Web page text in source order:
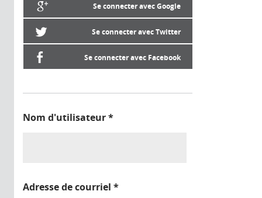
Se connecter avec Google
Se connecter avec Twitter
Se connecter avec Facebook
Nom d'utilisateur*
Adresse de courriel *